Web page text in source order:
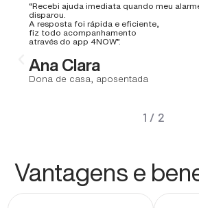
“Recebi ajuda imediata quando meu
disparou.
A resposta foi rápida e eficiente,
fiz todo acompanhamento
através do app 4NOW”.
Ana Clara
Dona de casa, aposentada
1 / 2
Vantagens e